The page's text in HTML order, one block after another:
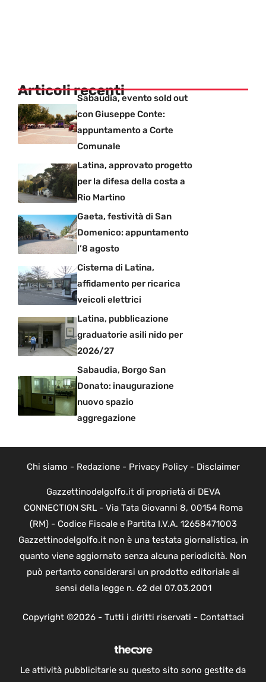
Articoli recentiSabaudia, evento sold out
con Giuseppe Conte:
appuntamento a Corte
Comunale
Latina, approvato progetto
per la difesa della costa a
Rio Martino
Gaeta, festività di San
Domenico: appuntamento
l’8 agosto
Cisterna di Latina,
affidamento per ricarica
veicoli elettrici
Latina, pubblicazione
graduatorie asili nido per
2026/27
Sabaudia, Borgo San
Donato: inaugurazione
nuovo spazio
aggregazione
Chi siamo - Redazione- Privacy Policy- Disclaimer
Gazzettinodelgolfo.it di proprietà di DEVA
CONNECTION SRL - Via Tata Giovanni 8, 00154 Roma
(RM) - Codice Fiscale e Partita I.V.A. 12658471003
Gazzettinodelgolfo.it non è una testata giornalistica, in
quanto viene aggiornato senza alcuna periodicità. Non
può pertanto considerarsi un prodotto editoriale ai
sensi della legge n. 62 del 07.03.2001
Copyright ©2026 - Tutti i diritti riservati - Contattaci
Le attività pubblicitarie su questo sito sono gestite da